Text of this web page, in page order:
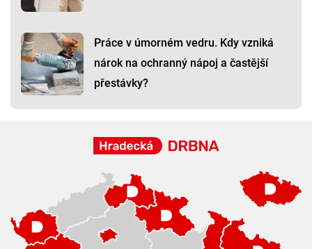
Práce v úmorném vedru. Kdy vzniká
nárok na ochranný nápoj a častější
přestávky?